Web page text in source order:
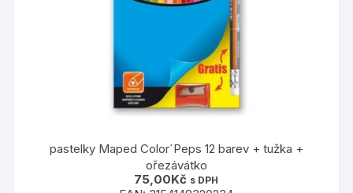
pastelky Maped Color´Peps 12 barev + tužka +
ořezávátko
75,00Kč s DPH